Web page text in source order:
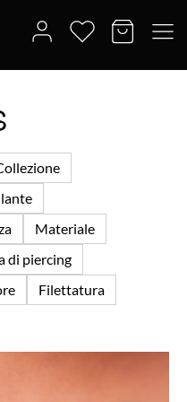
Materiale
di piercing
Filettatura